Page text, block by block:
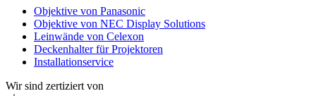
Objektive von Panasonic
Objektive von NEC Display Solutions
Leinwände von Celexon
Deckenhalter für Projektoren
Installationservice
Wir sind zertiziert von